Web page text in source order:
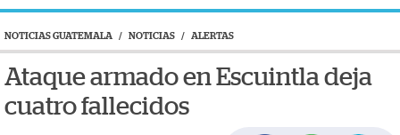
NOTICIAS GUATEMALA / NOTICIAS / ALERTAS
Ataque armado en Escuintla deja
cuatro fallecidos